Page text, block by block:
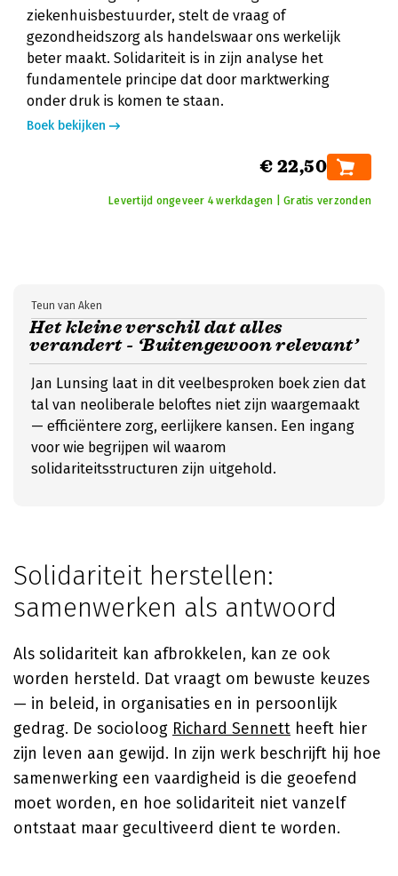
ziekenhuisbestuurder, stelt de vraag of
gezondheidszorg als handelswaar ons werkelijk
beter maakt. Solidariteit is in zijn analyse het
fundamentele principe dat door marktwerking
onder druk is komen te staan.
Boek bekijken
€ 22,50
Levertijd ongeveer 4 werkdagen | Gratis verzonden
Het kleine verschil dat alles
verandert - ‘Buitengewoon relevant’
Teun van Aken
Jan Lunsing laat in dit veelbesproken boek zien dat
tal van neoliberale beloftes niet zijn waargemaakt
— efficiëntere zorg, eerlijkere kansen. Een ingang
voor wie begrijpen wil waarom
solidariteitsstructuren zijn uitgehold.
Solidariteit herstellen:
samenwerken als antwoord
Als solidariteit kan afbrokkelen, kan ze ook
worden hersteld. Dat vraagt om bewuste keuzes
— in beleid, in organisaties en in persoonlijk
gedrag. De socioloog Richard Sennett heeft hier
zijn leven aan gewijd. In zijn werk beschrijft hij hoe
samenwerking een vaardigheid is die geoefend
moet worden, en hoe solidariteit niet vanzelf
ontstaat maar gecultiveerd dient te worden.